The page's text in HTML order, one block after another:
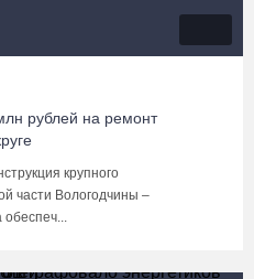
рублей на ремонт
крупного
части Вологодчины –
обеспеч...